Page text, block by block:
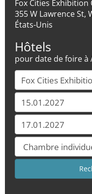
Fox Cities Exhibition
355 W Lawrence St,
États-Unis
Hôtels
pour date de foire à